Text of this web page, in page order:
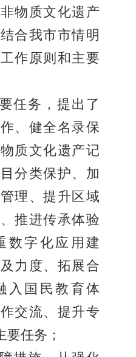
物质文化遗产
合我市市情明
作原则和主要
任务，提出了
、健全名录保
质文化遗产记
分类保护、加
理、提升区域
推进传承体验
数字化应用建
力度、拓展合
入国民教育体
交流、提升专
要任务；